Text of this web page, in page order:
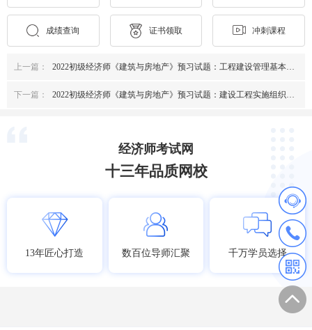
成绩查询 证书领取 冲刺课程
上一篇： 2022初级经济师《建筑与房地产》预习试题：工程建设管理基本制度
下一篇： 2022初级经济师《建筑与房地产》预习试题：建设工程实施组织模式
经济师考试网
十三年品质网校
13年匠心打造 数百位导师汇聚 千万学员选择